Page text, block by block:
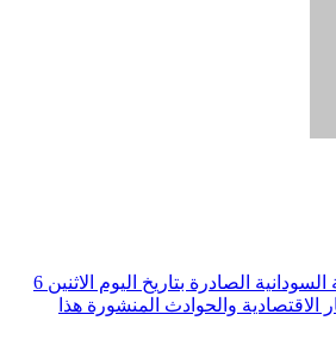
عناوين الصحف السياسية السودانية الصادرة بتاريخ اليوم الاثنين 6
الاخبار الاقتصادية والحوادث المنشورة هذا